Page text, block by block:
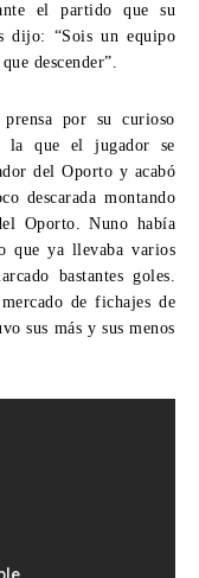
el partido que su
dijo: “Sois un equipo
descender”.
por su curioso
la que el jugador se
del Oporto y acabó
descarada montando
Oporto. Nuno había
que ya llevaba varios
bastantes goles.
de fichajes de
sus más y sus menos